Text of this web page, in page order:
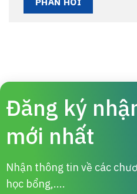
Đăng ký
mới nhất
Nhận thông tin về các
học bổng,....